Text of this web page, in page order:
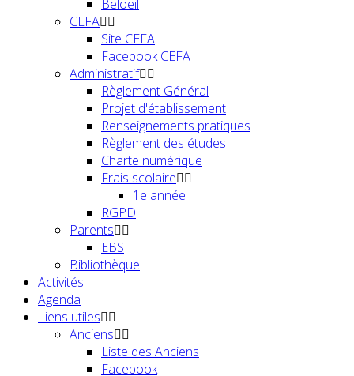
Beloeil
CEFA
Site CEFA
Facebook CEFA
Administratif
Règlement Général
Projet d'établissement
Renseignements pratiques
Règlement des études
Charte numérique
Frais scolaire
1e année
RGPD
Parents
EBS
Bibliothèque
Activités
Agenda
Liens utiles
Anciens
Liste des Anciens
Facebook